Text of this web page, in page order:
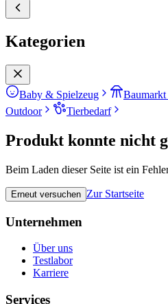
Kategorien
Baby & Spielzeug
Outdoor
Tierbedarf
Produkt konnte nicht
Beim Laden dieser Seite ist ein
Erneut versuchen Zur Startseite
Unternehmen
Über uns
Testlabor
Karriere
Services